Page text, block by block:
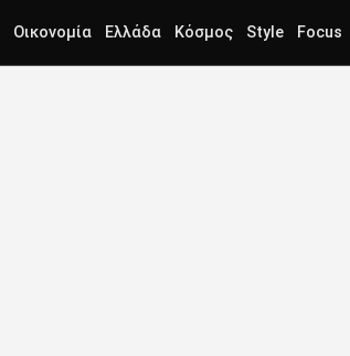
Οικονομία Ελλάδα Κόσμος Style Focus